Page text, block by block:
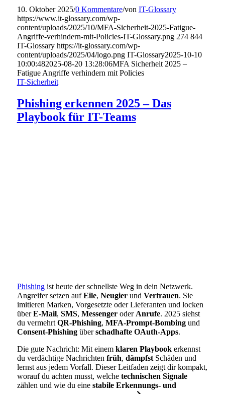
10. Oktober 2025/0 Kommentare/von IT-Glossary
https://www.it-glossary.com/wp-
content/uploads/2025/10/MFA-Sicherheit-2025-Fatigue-
Angriffe-verhindern-mit-Policies-IT-Glossary.png 274 844
IT-Glossary https://it-glossary.com/wp-
content/uploads/2025/04/logo.png IT-Glossary2025-10-10
10:00:482025-08-20 13:28:06MFA Sicherheit 2025 –
Fatigue Angriffe verhindern mit Policies
IT-Sicherheit
Phishing erkennen 2025 – Das
Playbook für IT-Teams
Phishingist heute der schnellste Weg in dein Netzwerk.
Angreifer setzen aufEile, Neugierund Vertrauen. Sie
imitieren Marken, Vorgesetzte oder Lieferanten und locken
überE-Mail, SMS, Messengeroder Anrufe. 2025 siehst
du vermehrt QR-Phishing, MFA-Prompt-Bombingund
Consent-Phishingüberschadhafte OAuth-Apps.
Die gute Nachricht: Mit einem klaren Playbookerkennst
du verdächtige Nachrichten früh, dämpfstSchäden und
lernst aus jedem Vorfall. Dieser Leitfaden zeigt dir kompakt,
worauf du achten musst, welche technischen Signale
zählen und wie du eine stabile Erkennungs- und